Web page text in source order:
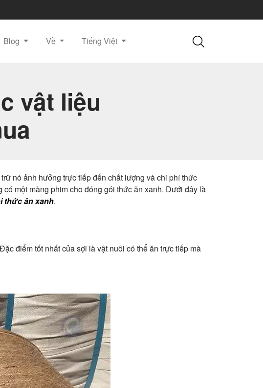
Blog Về Tiếng Việt
vật liệu
nó ảnh hưởng trực tiếp đến chất lượng và chi phí thức
một màng phim cho đóng gói thức ăn xanh. Dưới đây là
thức ăn xanh.
điểm tốt nhất của sợi là vật nuôi có thể ăn trực tiếp mà